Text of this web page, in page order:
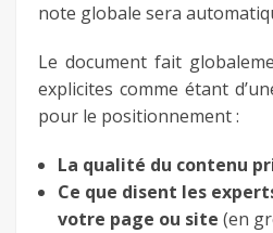
note globale sera
Le document fait
explicites comme étant
pour le positionnement :
La qualité du contenu
Ce que disent les
votre page ou site (en